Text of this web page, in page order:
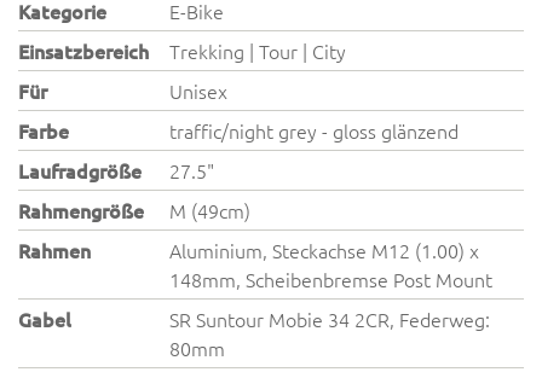
Kategorie
E-Bike
Einsatzbereich
Trekking | Tour | City
Für
Unisex
Farbe
traffic/night grey - gloss glänzend
Laufradgröße
27.5"
Rahmengröße
M (49cm)
Rahmen
Aluminium, Steckachse M12 (1.00) x
148mm, Scheibenbremse Post Mount
Gabel
SR Suntour Mobie 34 2CR, Federweg:
80mm